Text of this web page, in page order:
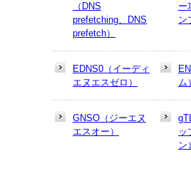
（DNS
prefetching、DNS
prefetch）
ー
ン
EDNS0（イーディ
エヌエスゼロ）
ム
GNSO（ジーエヌ
エスオー）
ッ
ン